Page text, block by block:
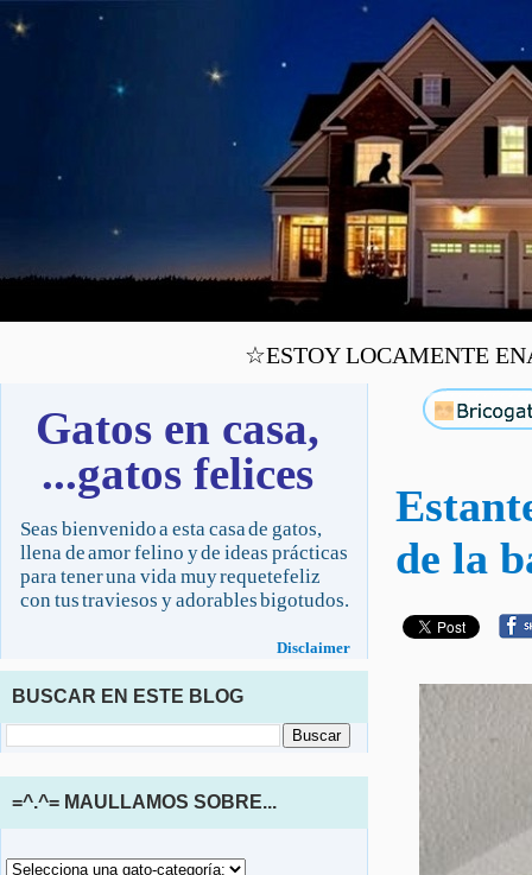
☆ESTOY LOCAMENTE
de la
Gatos en casa,
...gatos felices
Seas bienvenido a esta casa de gatos,
llena de amor felino y de ideas prácticas
para tener una vida muy requetefeliz
con tus traviesos y adorables bigotudos.
Disclaimer
BUSCAR EN ESTE BLOG
=^.^= MAULLAMOS SOBRE...